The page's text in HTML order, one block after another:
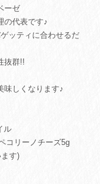
ーゼ
の代表です♪
ッティに合わせるだ
抜群!!
味しくなります♪
ル
コリーノチーズ5g
す)